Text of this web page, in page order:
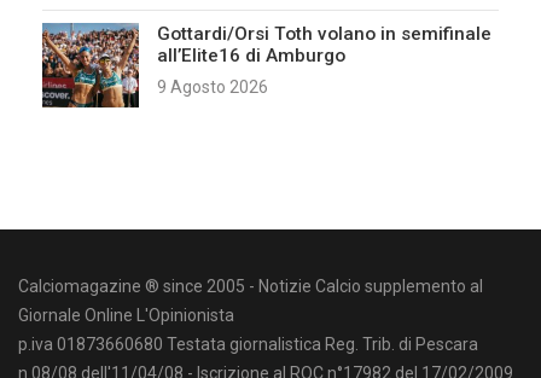
Gottardi/Orsi Toth volano in semifinale
all’Elite16 di Amburgo
9 Agosto 2026
Calciomagazine ® since 2005 - Notizie Calcio supplemento al
Giornale Online L'Opinionista
p.iva 01873660680 Testata giornalistica Reg. Trib. di Pescara
n.08/08 dell'11/04/08 - Iscrizione al ROC n°17982 del 17/02/2009